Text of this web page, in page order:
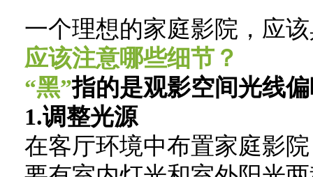
一个理想的家庭影院，应
应该注意哪些细节？
“黑”指的是观影空间光线
1.调整光源
在客厅环境中布置家庭影